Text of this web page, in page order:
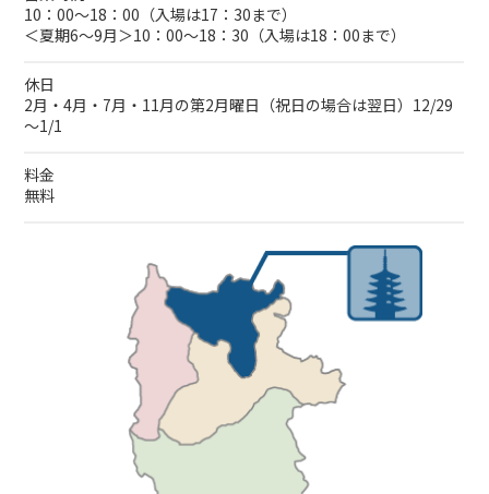
10：00～18：00（入場は17：30まで）
＜夏期6～9月＞10：00～18：30（入場は18：00まで）
休日
2月・4月・7月・11月の第2月曜日（祝日の場合は翌日）12/29
～1/1
料金
無料